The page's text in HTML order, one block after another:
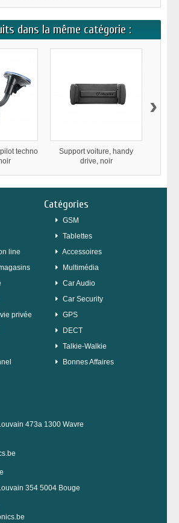
dans la même catégorie :
techno
Support voiture, handy
drive, noir
›
line
privée
Catégories
GSM
Tablettes
Accessoires
Multimédia
Car Audio
Car Security
GPS
DECT
Talkie-Walkie
Bonnes Affaires
473a 1300 Wavre
354 5004 Bouge